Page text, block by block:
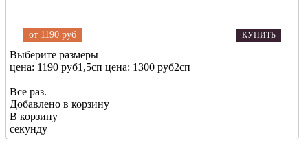
от 1190 руб КУПИТЬ
Выберите размеры
цена: 1190 руб1,5сп цена: 1300 руб2сп
Все раз.
Добавлено в корзину
В корзину
секунду